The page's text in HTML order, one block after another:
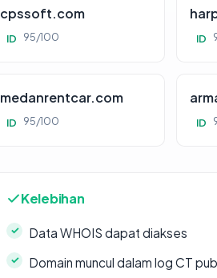
cpssoft.com
ID 95/100 ID
medanrentcar.com
ID 95/100 ID
Kelebihan
Data WHOIS dapat diakses
Domain muncul dalam log CT